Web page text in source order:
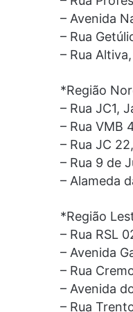
– Avenida
– Rua
– Rua
*Região
– Rua JC1,
– Rua VMB
– Rua JC
– Rua 9 de
– Alameda
*Região
– Rua RSL
– Avenida
– Rua
– Avenida
– Rua